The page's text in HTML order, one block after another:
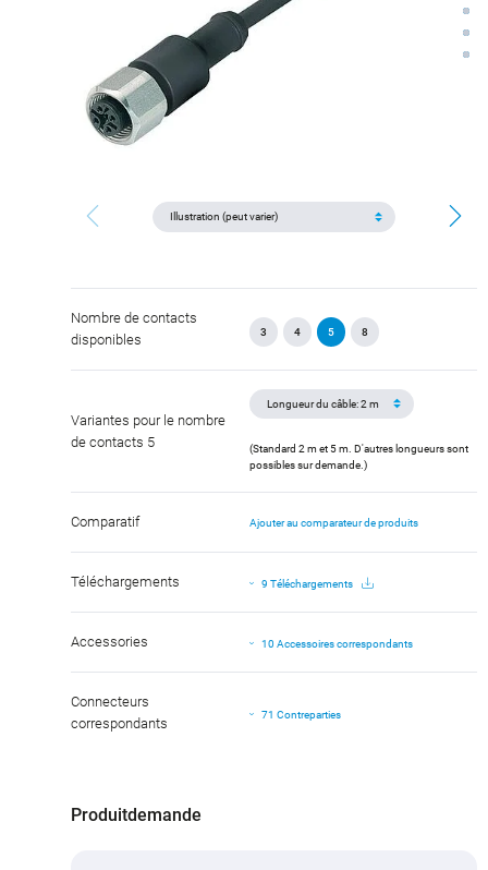
Nombre de contacts
disponibles
3 4 5 8
Variantes pour le nombre
de contacts 5
(Standard 2 m et 5 m. D'autres longueurs sont
possibles sur demande.)
Comparatif Ajouter au comparateur de produits
Téléchargements 9 Téléchargements
Accessories 10 Accessoires correspondants
Connecteurs
correspondants
71 Contreparties
Produitdemande